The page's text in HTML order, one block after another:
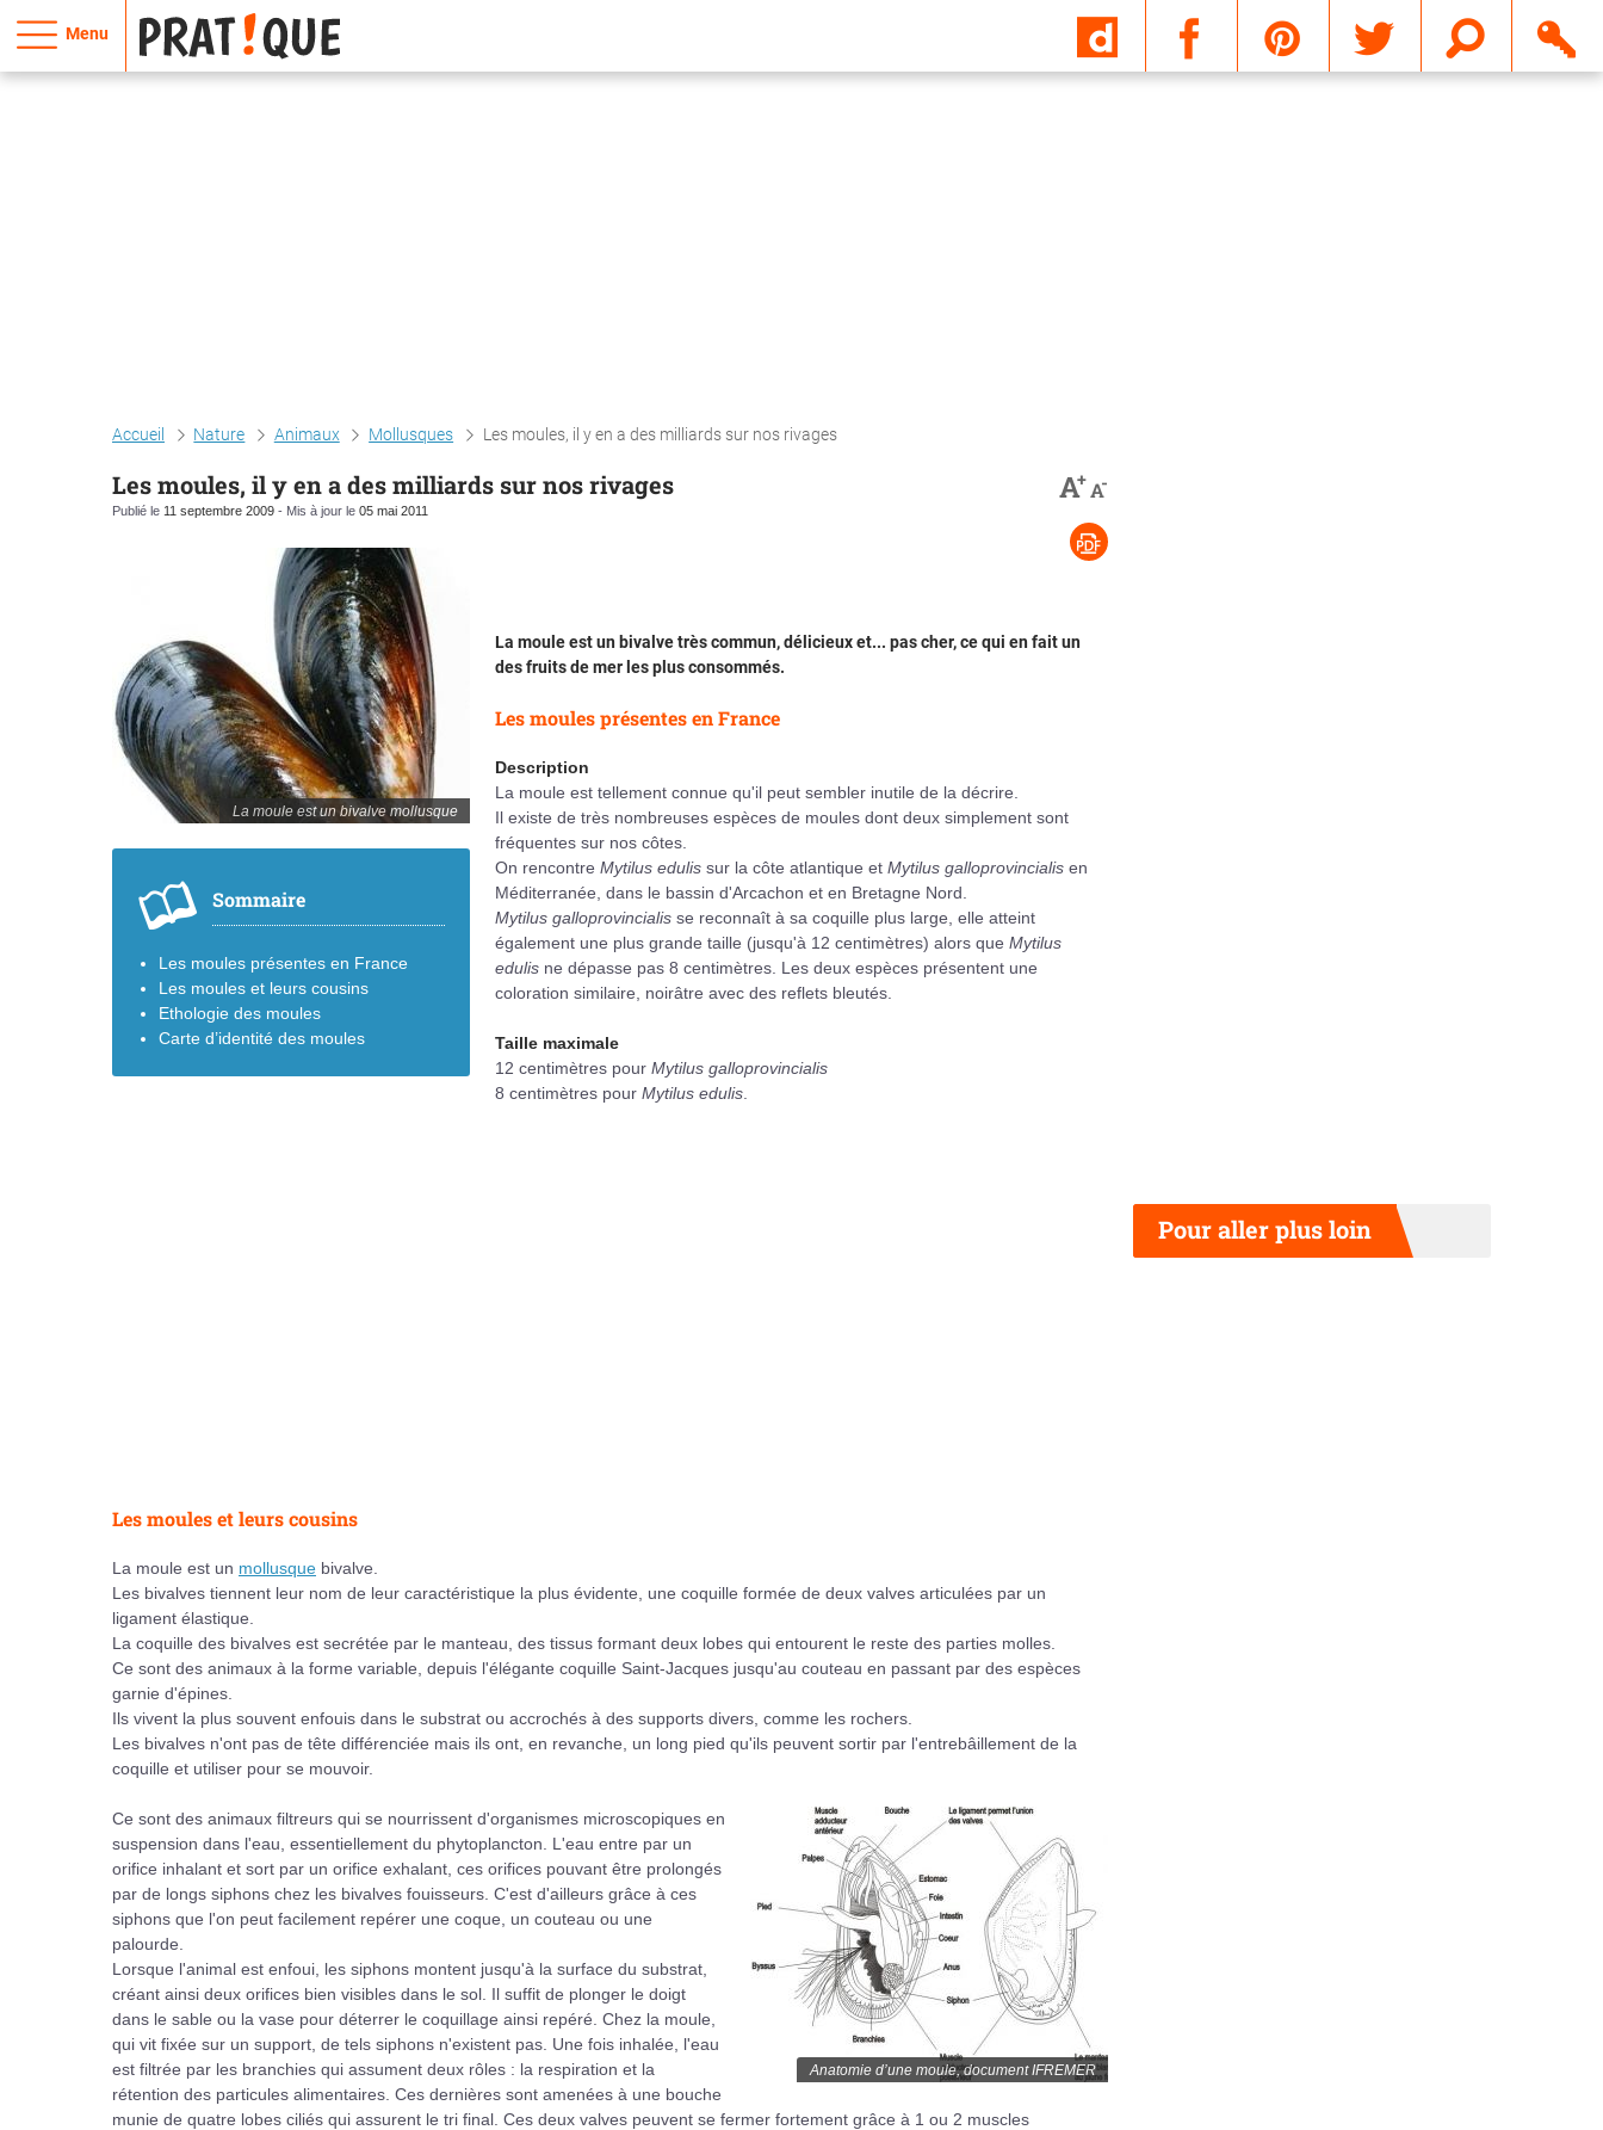
Menu
Accueil Nature Animaux Mollusques Les moules, il y en a des milliards sur nos rivages
Les moules, il y en a des milliards sur nos rivages
Publié le 11 septembre 2009 - Mis à jour le 05 mai 2011
A+A-
La moule est un bivalve mollusque
La moule est un bivalve très commun, délicieux et... pas cher, ce qui en fait un
des fruits de mer les plus consommés.
Sommaire
Les moules présentes en France
Les moules et leurs cousins
Ethologie des moules
Carte d’identité des moules
Les moules présentes en France
Description
La moule est tellement connue qu'il peut sembler inutile de la décrire.
Il existe de très nombreuses espèces de moules dont deux simplement sont
fréquentes sur nos côtes.
On rencontre Mytilus edulis sur la côte atlantique et Mytilus galloprovincialis en
Méditerranée, dans le bassin d'Arcachon et en Bretagne Nord.
Mytilus galloprovincialis se reconnaît à sa coquille plus large, elle atteint
également une plus grande taille (jusqu'à 12 centimètres) alors que Mytilus
edulis ne dépasse pas 8 centimètres. Les deux espèces présentent une
coloration similaire, noirâtre avec des reflets bleutés.
Taille maximale
12 centimètres pour Mytilus galloprovincialis
8 centimètres pour Mytilus edulis
Les moules et leurs cousins
La moule est un mollusque bivalve.
Les bivalves tiennent leur nom de leur caractéristique la plus évidente, une coquille formée de deux valves articulées par un
ligament élastique.
La coquille des bivalves est secrétée par le manteau, des tissus formant deux lobes qui entourent le reste des parties molles.
Ce sont des animaux à la forme variable, depuis l'élégante coquille Saint-Jacques jusqu'au couteau en passant par des espèces
garnie d'épines.
Ils vivent la plus souvent enfouis dans le substrat ou accrochés à des supports divers, comme les rochers.
Les bivalves n'ont pas de tête différenciée mais ils ont, en revanche, un long pied qu'ils peuvent sortir par l'entrebâillement de la
coquille et utiliser pour se mouvoir.
Anatomie d’une moule, document IFREMER
Ce sont des animaux filtreurs qui se nourrissent d'organismes microscopiques en
suspension dans l'eau, essentiellement du phytoplancton. L'eau entre par un
orifice inhalant et sort par un orifice exhalant, ces orifices pouvant être prolongés
par de longs siphons chez les bivalves fouisseurs. C'est d'ailleurs grâce à ces
siphons que l'on peut facilement repérer une coque, un couteau ou une
palourde.
Lorsque l'animal est enfoui, les siphons montent jusqu'à la surface du substrat,
créant ainsi deux orifices bien visibles dans le sol. Il suffit de plonger le doigt
dans le sable ou la vase pour déterrer le coquillage ainsi repéré. Chez la moule,
qui vit fixée sur un support, de tels siphons n'existent pas. Une fois inhalée, l'eau
est filtrée par les branchies qui assument deux rôles : la respiration et la
rétention des particules alimentaires. Ces dernières sont amenées à une bouche
munie de quatre lobes ciliés qui assurent le tri final. Ces deux valves peuvent se fermer fortement grâce à 1 ou 2 muscles
Pour aller plus loin